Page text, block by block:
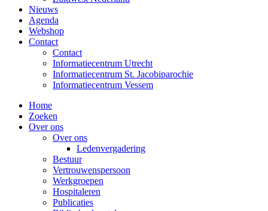
Nieuws
Agenda
Webshop
Contact
Contact
Informatiecentrum Utrecht
Informatiecentrum St. Jacobiparochie
Informatiecentrum Vessem
Home
Zoeken
Over ons
Over ons
Ledenvergadering
Bestuur
Vertrouwenspersoon
Werkgroepen
Hospitaleren
Publicaties